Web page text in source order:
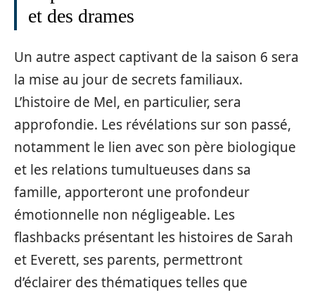
et des drames
Un autre aspect captivant de la saison 6 sera
la mise au jour de secrets familiaux.
L’histoire de Mel, en particulier, sera
approfondie. Les révélations sur son passé,
notamment le lien avec son père biologique
et les relations tumultueuses dans sa
famille, apporteront une profondeur
émotionnelle non négligeable. Les
flashbacks présentant les histoires de Sarah
et Everett, ses parents, permettront
d’éclairer des thématiques telles que